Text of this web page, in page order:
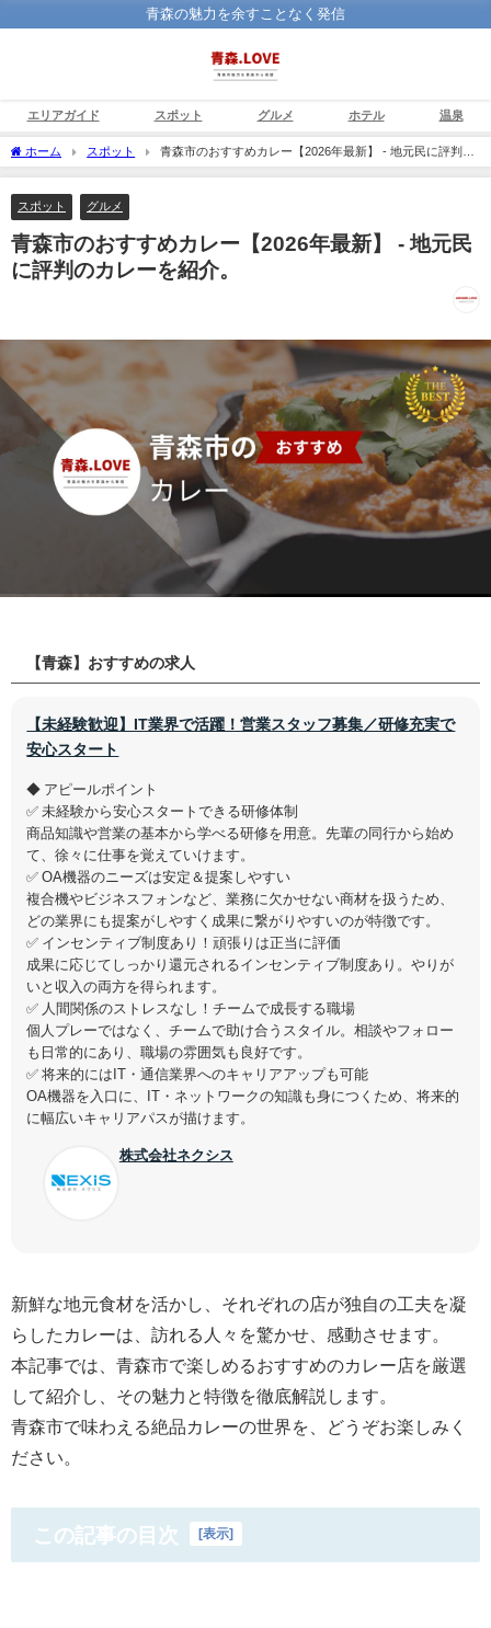
青森の魅力を余すことなく発信
エリアガイド スポット グルメ ホテル 温泉
ホーム スポット
青森市のおすすめカレー【2026年最新】 - 地元民に評判の
カレーを紹介。
スポット グルメ
青森市のおすすめカレー【2026年最新】 - 地元民
に評判のカレーを紹介。
【青森】おすすめの求人
【未経験歓迎】IT業界で活躍！営業スタッフ募集／研修充実で
安心スタート
◆ アピールポイント
✅ 未経験から安心スタートできる研修体制
商品知識や営業の基本から学べる研修を用意。先輩の同行から始め
て、徐々に仕事を覚えていけます。
✅ OA機器のニーズは安定＆提案しやすい
複合機やビジネスフォンなど、業務に欠かせない商材を扱うため、
どの業界にも提案がしやすく成果に繋がりやすいのが特徴です。
✅ インセンティブ制度あり！頑張りは正当に評価
成果に応じてしっかり還元されるインセンティブ制度あり。やりが
いと収入の両方を得られます。
✅ 人間関係のストレスなし！チームで成長する職場
個人プレーではなく、チームで助け合うスタイル。相談やフォロー
も日常的にあり、職場の雰囲気も良好です。
✅ 将来的にはIT・通信業界へのキャリアアップも可能
OA機器を入口に、IT・ネットワークの知識も身につくため、将来的
に幅広いキャリアパスが描けます。
株式会社ネクシス
新鮮な地元食材を活かし、それぞれの店が独自の工夫を凝
らしたカレーは、訪れる人々を驚かせ、感動させます。
本記事では、青森市で楽しめるおすすめのカレー店を厳選
して紹介し、その魅力と特徴を徹底解説します。
青森市で味わえる絶品カレーの世界を、どうぞお楽しみく
ださい。
この記事の目次 [表示]